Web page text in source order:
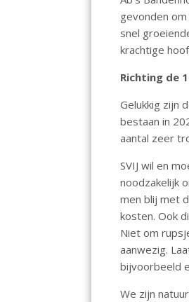
o
k
gevonden
snel
krachtige
Richting de
Gelukkig zijn
bestaan in
aantal zeer
SVIJ wil en
noodzakelijk
men blij met
kosten. Ook
Niet om
aanwezig.
bijvoorbeeld
We zijn